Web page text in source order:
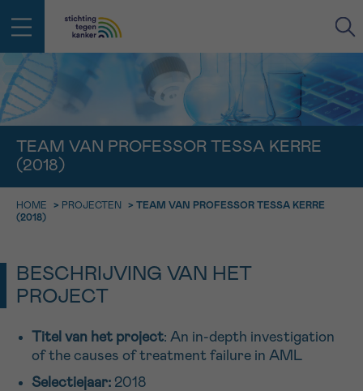
TEAM VAN PROFESSOR TESSA KERRE
(2018)
HOME > PROJECTEN > TEAM VAN PROFESSOR TESSA KERRE
(2018)
BESCHRIJVING VAN HET
PROJECT
Titel van het project: An in-depth investigation
of the causes of treatment failure in AML
Selectiejaar: 2018
VOORNAAM
IN DE STRIJD TEGEN KANKER STA
Professionele medewerkers beantwoorden je vragen
Via ons
contactformulier
Meer weten over Kankerinfo
TERUG
NAAM
TERUG
Afspraak Vraag Gegevens Bevestiging
9h-11h
13h-16h
16h-18h